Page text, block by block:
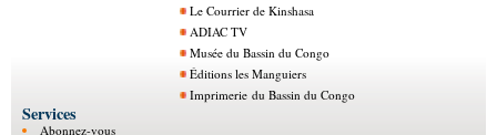
Le Courrier de Kinshasa
ADIAC TV
Musée du Bassin du Congo
Éditions les Manguiers
Imprimerie du Bassin du Congo
Services
Abonnez-vous